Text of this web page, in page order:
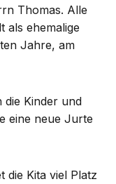
Thomas. Alle
als ehemalige
Jahre, am
die Kinder und
eine neue Jurte
die Kita viel Platz